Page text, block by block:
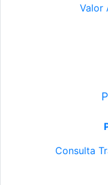
Valor
Consulta